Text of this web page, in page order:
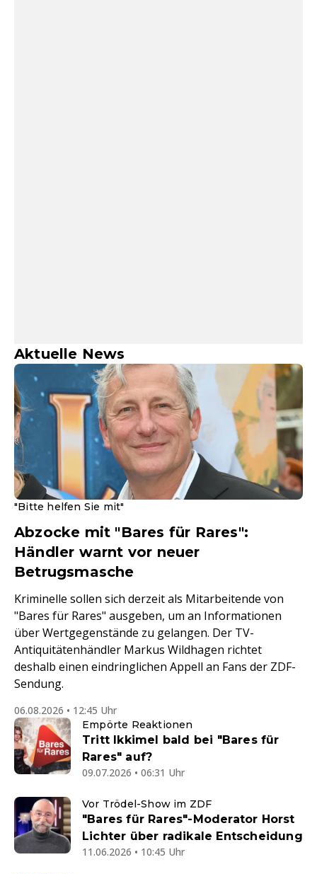
Aktuelle News
"Bitte helfen Sie mit"
Abzocke mit "Bares für Rares":
Händler warnt vor neuer
Betrugsmasche
Kriminelle sollen sich derzeit als Mitarbeitende von
"Bares für Rares" ausgeben, um an Informationen
über Wertgegenstände zu gelangen. Der TV-
Antiquitätenhändler Markus Wildhagen richtet
deshalb einen eindringlichen Appell an Fans der ZDF-
Sendung.
06.08.2026 • 12:45 Uhr
Empörte Reaktionen
Tritt Ikkimel bald bei "Bares für
Rares" auf?
09.07.2026 • 06:31 Uhr
Vor Trödel-Show im ZDF
"Bares für Rares"-Moderator Horst
Lichter über radikale Entscheidung
11.06.2026 • 10:45 Uhr